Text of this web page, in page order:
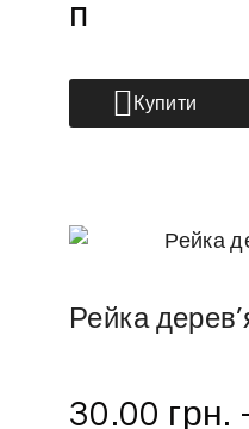
п
Купити
Рейка
30.00 грн.